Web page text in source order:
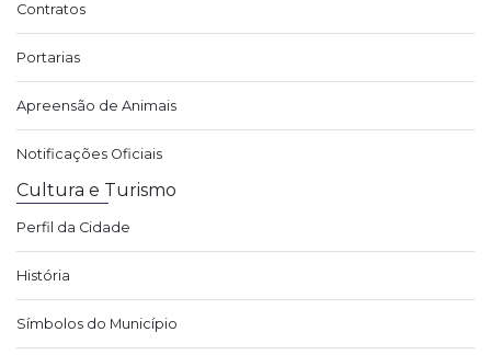
Contratos
Portarias
Apreensão de Animais
Notificações Oficiais
Cultura e Turismo
Perfil da Cidade
História
Símbolos do Município